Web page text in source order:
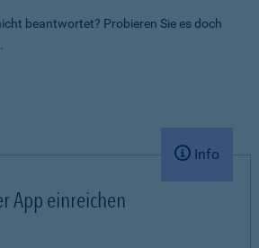
beantwortet? Probieren Sie es doch
Info
App einreichen